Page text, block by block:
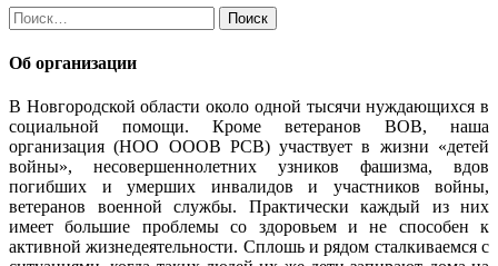
Найти:
Об организации
В Новгородской области около одной тысячи нуждающихся в
социальной помощи. Кроме ветеранов ВОВ, наша
организация (НОО ОООВ РСВ) участвует в жизни «детей
войны», несовершеннолетних узников фашизма, вдов
погибших и умерших инвалидов и участников войны,
ветеранов военной службы. Практически каждый из них
имеет большие проблемы со здоровьем и не способен к
активной жизнедеятельности. Сплошь и рядом сталкиваемся с